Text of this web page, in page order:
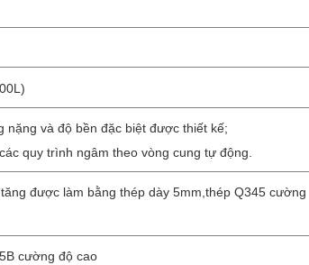
nặng và độ bền đặc biệt được thiết kế;
quy trình ngâm theo vòng cung tự động.
được làm bằng thép dày 5mm,thép Q345 cường
cường độ cao